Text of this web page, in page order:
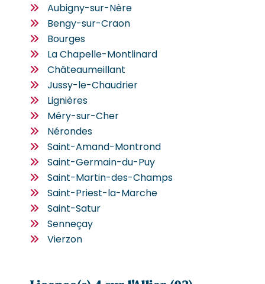
Aubigny-sur-Nère
Bengy-sur-Craon
Bourges
La Chapelle-Montlinard
Châteaumeillant
Jussy-le-Chaudrier
Lignières
Méry-sur-Cher
Nérondes
Saint-Amand-Montrond
Saint-Germain-du-Puy
Saint-Martin-des-Champs
Saint-Priest-la-Marche
Saint-Satur
Senneçay
Vierzon